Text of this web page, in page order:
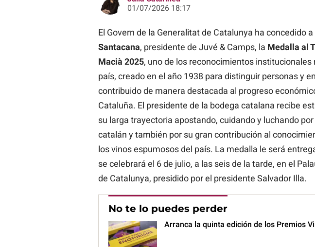
01/07/2026 18:17
El Govern de la Generalitat de Catalunya ha concedido a
Santacana, presidente de Juvé & Camps, la Medalla al
Macià 2025, uno de los reconocimientos institucionales
país, creado en el año 1938 para distinguir personas y
contribuido de manera destacada al progreso
Cataluña. El presidente de la bodega catalana recibe
su larga trayectoria apostando, cuidando y luchando
catalán y también por su gran contribución al
los vinos espumosos del país. La medalla le será
se celebrará el 6 de julio, a las seis de la tarde, en el
de Catalunya, presidido por el presidente Salvador Illa.
No te lo puedes perder
Arranca la quinta edición de los Premios